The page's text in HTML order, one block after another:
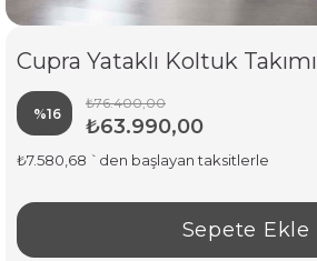
Cupra Yataklı Koltuk Takımı
%16
İndirim
₺76.400,00
₺63.990,00
₺7.580,68 `den başlayan taksitlerle